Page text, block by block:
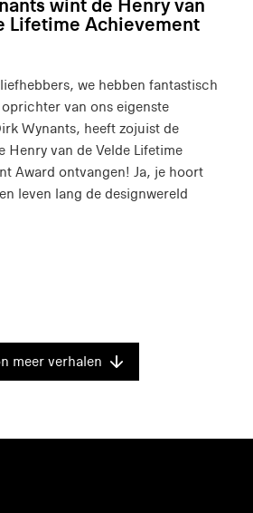
wint de Henry van
Lifetime Achievement
we hebben fantastisch
van ons eigenste
Wynants, heeft zojuist de
Henry van de Velde Lifetime
Award ontvangen! Ja, je hoort
leven lang de designwereld
meer verhalen